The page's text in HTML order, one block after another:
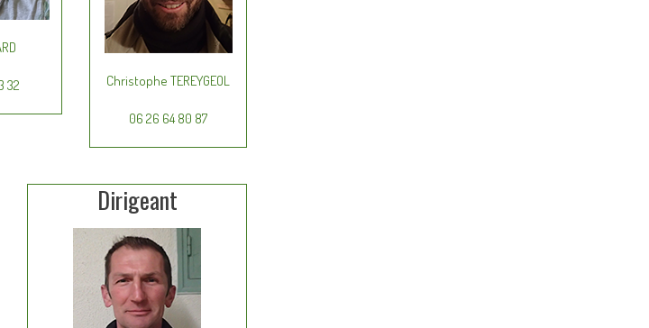
32 Christophe TEREYGEOL
06 26 64 80 87
Dirigeant